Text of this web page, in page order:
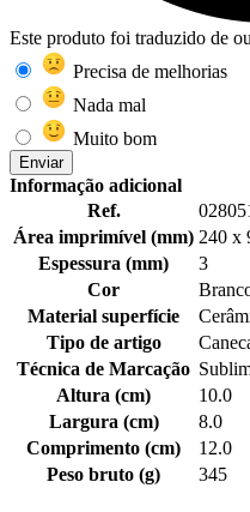
Este produto foi traduzido de
Precisa de melhorias
Nada mal
Muito bom
Enviar
Informação adicional
Ref.
Área imprimível (mm) 240 x
Espessura (mm)
3
Cor
Material superfície
Tipo de artigo
Técnica de Marcação
Altura (cm)
10.0
Largura (cm)
8.0
Comprimento (cm)
12.0
Peso bruto (g)
345